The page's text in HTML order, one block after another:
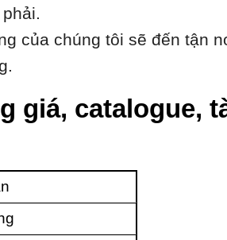
của chúng tôi sẽ đến tận
giá, catalogue,